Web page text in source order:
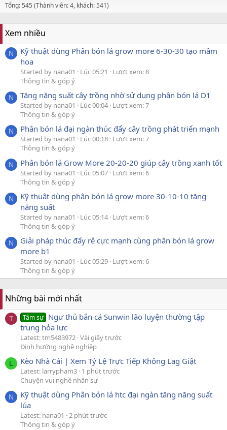
Tổng: 545 (Thành viên: 4, khách: 541)
Xem nhiều
N
Kỹ thuật dùng Phân bón lá grow more 6-30-30 tạo mầm
hoa
Started by nana01 Lúc 05:21
Lượt xem: 8
Thông tin & góp ý
N Tăng năng suất cây trồng nhờ sử dụng phân bón lá D1
Started by nana01 Lúc 00:04 Lượt xem: 7
Thông tin & góp ý
N Phân bón lá đại ngàn thúc đẩy cây trồng phát triển mạnh
Started by nana01 Lúc 00:18 Lượt xem: 7
Thông tin & góp ý
N Phân bón lá Grow More 20-20-20 giúp cây trồng xanh tốt
Started by nana01 Lúc 05:07 Lượt xem: 6
Thông tin & góp ý
N
Kỹ thuật dùng phân bón lá grow more 30-10-10 tăng
năng suất
Started by nana01 Lúc 05:14 Lượt xem: 6
Thông tin & góp ý
N
Giải pháp thúc đẩy rễ cực mạnh cùng phân bón lá grow
more b1
Started by nana01 Lúc 05:29 Lượt xem: 6
Thông tin & góp ý
Những bài mới nhất
T Tâm sự Ngư thủ bắn cá Sunwin lão luyện thường tập
trung hỏa lực
Latest: tm5483972 Vài giây trước
Định hướng nghề nghiệp
L Kèo Nhà Cái | Xem Tỷ Lệ Trực Tiếp Không Lag Giật
Latest: larrypham3 1 phút trước
Chuyện vui nghề nhân sự
N
Kỹ thuật dùng Phân bón lá htc đại ngàn tăng năng suất
lúa
Latest: nana01
2 phút trước
Thông tin & góp ý